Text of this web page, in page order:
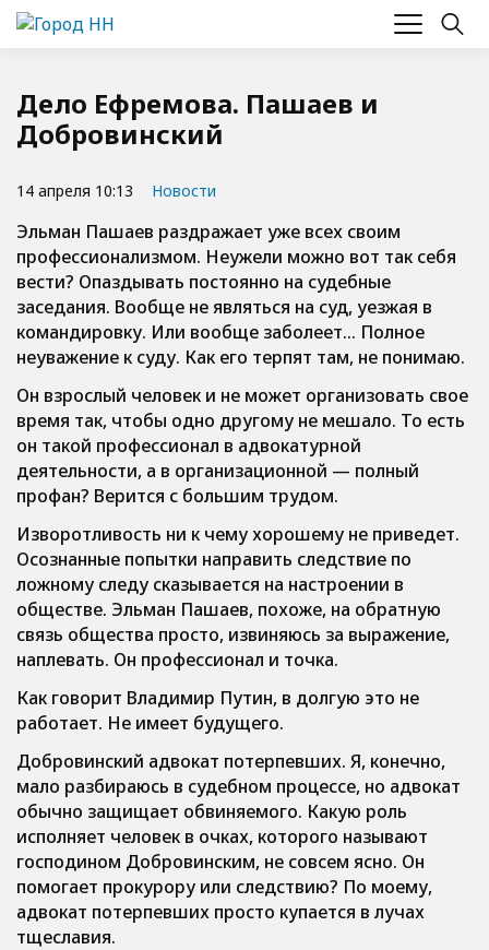
Дело Ефремова. Пашаев и
Добровинский
14 апреля 10:13 Новости
Эльман Пашаев раздражает уже всех своим
профессионализмом. Неужели можно вот так себя
вести? Опаздывать постоянно на судебные
заседания. Вообще не являться на суд, уезжая в
командировку. Или вообще заболеет… Полное
неуважение к суду. Как его терпят там, не понимаю.
Он взрослый человек и не может организовать свое
время так, чтобы одно другому не мешало. То есть
он такой профессионал в адвокатурной
деятельности, а в организационной — полный
профан? Верится с большим трудом.
Изворотливость ни к чему хорошему не приведет.
Осознанные попытки направить следствие по
ложному следу сказывается на настроении в
обществе. Эльман Пашаев, похоже, на обратную
связь общества просто, извиняюсь за выражение,
наплевать. Он профессионал и точка.
Как говорит Владимир Путин, в долгую это не
работает. Не имеет будущего.
Добровинский адвокат потерпевших. Я, конечно,
мало разбираюсь в судебном процессе, но адвокат
обычно защищает обвиняемого. Какую роль
исполняет человек в очках, которого называют
господином Добровинским, не совсем ясно. Он
помогает прокурору или следствию? По моему,
адвокат потерпевших просто купается в лучах
тщеславия.